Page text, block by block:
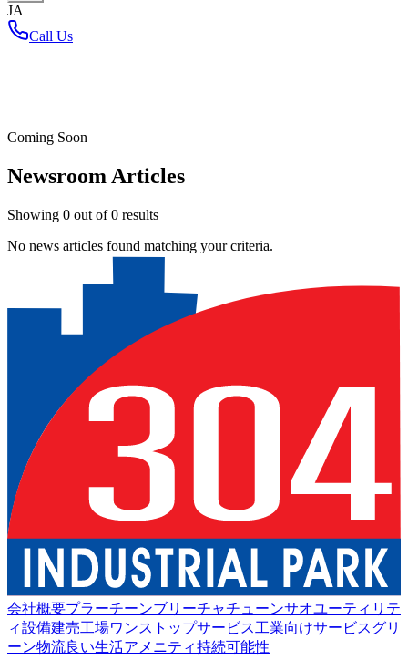
JA
Call Us
Coming Soon
Newsroom Articles
Showing 0 out of0 results
No news articles found matching your criteria.
会社概要プラーチーンブリーチャチューンサオユーティリテ
ィ設備建売工場ワンストップサービス工業向けサービスグリ
ーン物流良い生活アメニティ持続可能性